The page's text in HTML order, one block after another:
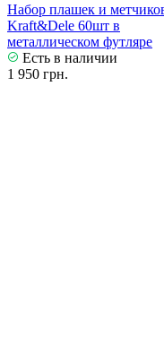
Набор плашек и
Kraft&Dele 60шт в
металлическом футляре
Есть в наличии
1 950 грн.